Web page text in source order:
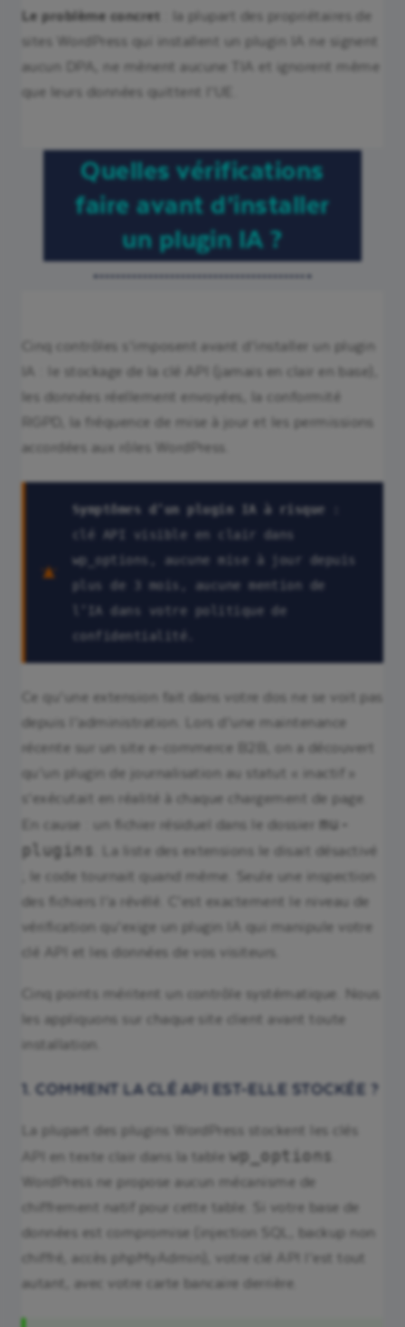
Le problème concret : la plupart des propriétaires de
sites WordPress qui installent un plugin IA ne signent
aucun DPA, ne mènent aucune TIA et ignorent même
que leurs données quittent l’UE.
Quelles vérifications
faire avant d’installer
un plugin IA ?
Cinq contrôles s’imposent avant d’installer un plugin
IA : le stockage de la clé API (jamais en clair en base),
les données réellement envoyées, la conformité
RGPD, la fréquence de mise à jour et les permissions
accordées aux rôles WordPress.
Symptômes d’un plugin IA à risque
clé API visible en clair dans
wp_options, aucune mise à jour depuis
plus de 3 mois, aucune mention de
l’IA dans votre politique de
confidentialité.
Ce qu’une extension fait dans votre dos ne se voit pas
depuis l’administration. Lors d’une maintenance
récente sur un site e-commerce B2B, on a découvert
qu’un plugin de journalisation au statut « inactif »
s’exécutait en réalité à chaque chargement de page.
En cause : un fichier résiduel dans le dossier mu-
plugins
. La liste des extensions le disait désactivé
; le code tournait quand même. Seule une inspection
des fichiers l’a révélé. C’est exactement le niveau de
vérification qu’exige un plugin IA qui manipule votre
clé API et les données de vos visiteurs.
Cinq points méritent un contrôle systématique. Nous
les appliquons sur chaque site client avant toute
installation.
1. COMMENT LA CLÉ API EST-ELLE STOCKÉE ?
La plupart des plugins WordPress stockent les clés
API en texte clair dans la table wp_options
WordPress ne propose aucun mécanisme de
chiffrement natif pour cette table. Si votre base de
données est compromise (injection SQL, backup non
chiffré, accès phpMyAdmin), votre clé API l’est tout
autant, avec votre carte bancaire derrière.